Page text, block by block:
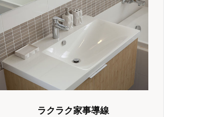
ラクラク家事導線